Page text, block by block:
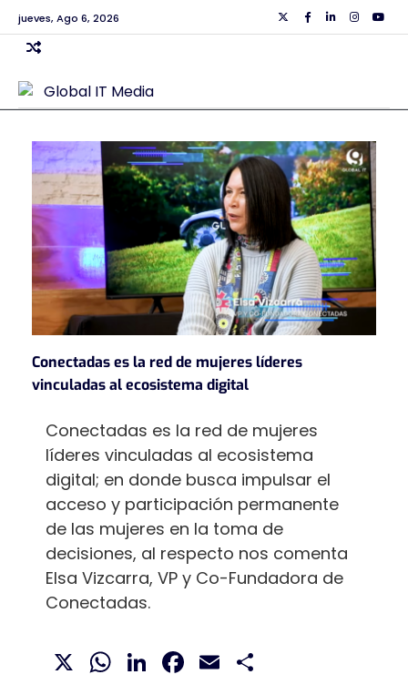
Skip
to
content
jueves, Ago 6, 2026 TwiiterFacebook
Linkedin
Conectadas es la red de mujeres líderes
vinculadas al ecosistema digital
X WhatsApp
LinkedIn
Facebook
Email
Conectadas es la red de mujeres
líderes vinculadas al ecosistema
digital; en donde busca impulsar el
acceso y participación permanente
de las mujeres en la toma de
decisiones, al respecto nos comenta
Elsa Vizcarra, VP y Co-Fundadora de
Conectadas.